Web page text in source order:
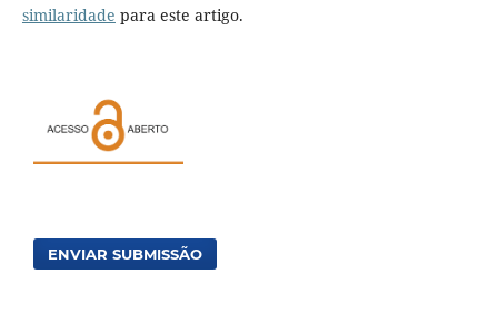
similaridade para este artigo.
ENVIAR SUBMISSÃO